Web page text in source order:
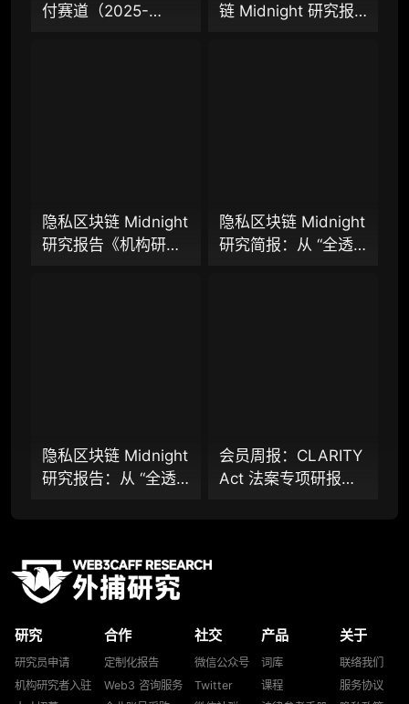
98000
资产）​
定制化研究服务（1次，课题/选题经审核通过
分析师 1 对 1 沟通（1 小时，话题需审核）
淀内容）
机构专属社群（与业内高管、机构、基金等共
可下载报告 PDF 版（24 次/年）
数据库产品 CSV 下载（可根据请求“全量”提
付赛道（2025-
链 Midnight 研究报
隐私区块链 Midnight
研究报告《机构研究
隐私区块链 Midnight
研究简报：从 “全透
隐私区块链 Midnight
研究报告：从 “全透
走向现实？全景式拆
解其背景、技术架
采用挑战
会员周报：CLARITY
Act 法案专项研报：
研究
研究员申请
机构研究者入驻
合作
定制化报告
Web3 咨询服务
社交
微信公众号
Twitter
产品
词库
课程
关于
联络我们
服务协议